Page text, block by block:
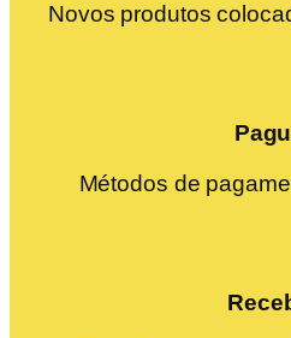
Novos produtos
Métodos de